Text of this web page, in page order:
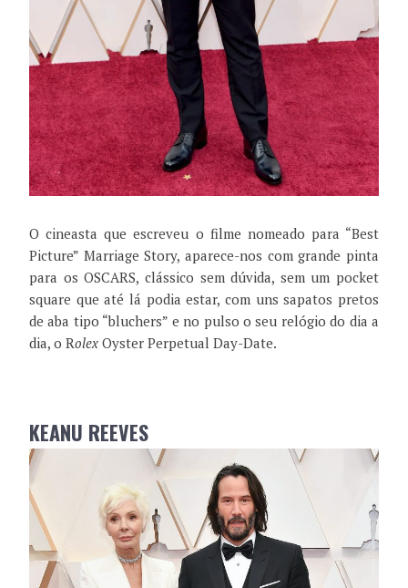
O cineasta que escreveu o filme nomeado para “Best
Picture” Marriage Story, aparece-nos com grande pinta
para os OSCARS, clássico sem dúvida, sem um pocket
square que até lá podia estar, com uns sapatos pretos
de aba tipo “bluchers” e no pulso o seu relógio do dia a
dia, o Rolex Oyster Perpetual Day-Date.
KEANU REEVES